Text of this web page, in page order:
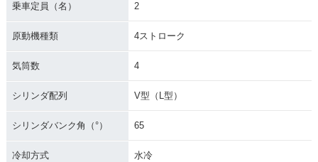
乗車定員（名） 2
原動機種類 4ストローク
気筒数 4
シリンダ配列 V型（L型）
シリンダバンク角（°） 65
冷却方式 水冷